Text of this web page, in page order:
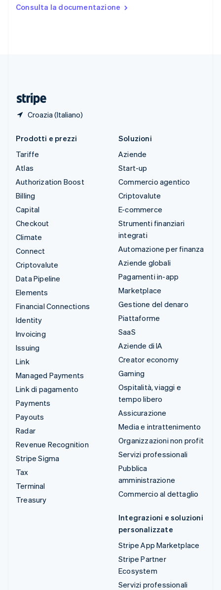
Consulta la documentazione
Croazia (Italiano)
English Español简体中文
Prodotti e prezzi
Tariffe
Atlas
Authorization Boost
Billing
Capital
Checkout
Climate
Connect
Criptovalute
Data Pipeline
Elements
Financial Connections
Identity
Invoicing
Issuing
Link
Managed Payments
Link di pagamento
Payments
Payouts
Radar
Revenue Recognition
Stripe Sigma
Tax
Terminal
Treasury
Soluzioni
Aziende
Start-up
Commercio agentico
Criptovalute
E-commerce
Strumenti finanziari
integrati
Automazione per finanza
Aziende globali
Pagamenti in-app
Marketplace
Gestione del denaro
Piattaforme
SaaS
Aziende di IA
Creator economy
Gaming
Ospitalità, viaggi e
tempo libero
Assicurazione
Media e intrattenimento
Organizzazioni non profit
Servizi professionali
Pubblica
amministrazione
Commercio al dettaglio
Integrazioni e soluzioni
personalizzate
Stripe App Marketplace
Stripe Partner
Ecosystem
Servizi professionali